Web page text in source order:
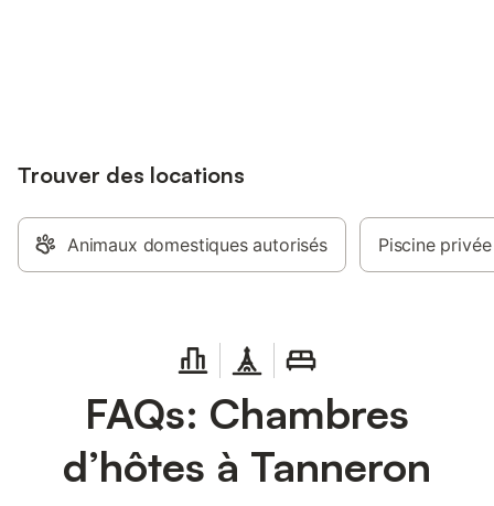
Trouver des locations
Animaux domestiques autorisés Piscine privée
FAQs: Chambres
d’hôtes à Tanneron